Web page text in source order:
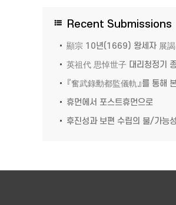
Recent Submissions
顯宗 10년(1669) 왕세자 展謁
英祖代 思悼世子 대리청정기
『奮武錄勳都監儀軌』를 통해
휴먼에서 포스트휴먼으로
후진성과 보편 수립의 불/가능